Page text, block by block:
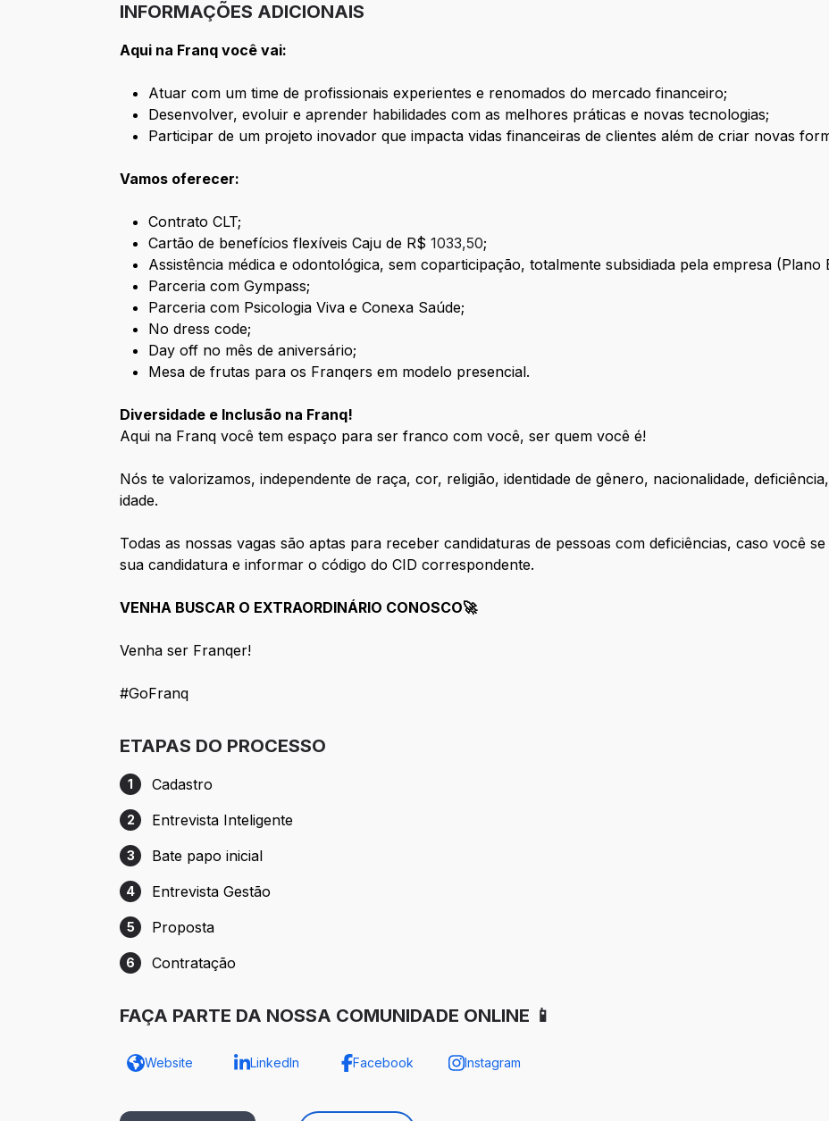
INFORMAÇÕES ADICIONAIS
Aqui na Franq você vai:
Atuar com um time de profissionais experientes e renomados do mercado financeiro;
Desenvolver, evoluir e aprender habilidades com as melhores práticas e novas tecnologias;
Participar de um projeto inovador que impacta vidas financeiras de clientes além de criar novas
Vamos oferecer:
Contrato CLT;
Cartão de benefícios flexíveis Caju de R$1033,50;
Assistência médica e odontológica, sem coparticipação, totalmente subsidiada pela empresa (Plano
Parceria com Gympass;
Parceria com Psicologia Viva e Conexa Saúde;
No dress code;
Day off no mês de aniversário;
Mesa de frutas para os Franqers em modelo presencial.
Diversidade e Inclusão na Franq!
Aqui na Franq você tem espaço para ser franco com você, ser quem você é!
Nós te valorizamos, independente de raça, cor, religião, identidade de gênero, nacionalidade,
idade.
Todas as nossas vagas são aptas para receber candidaturas de pessoas com deficiências, caso você
sua candidatura e informar o código do CID correspondente.
VENHA BUSCAR O EXTRAORDINÁRIO CONOSCO🚀
Venha ser Franqer!
#GoFranq
ETAPAS DO PROCESSO
Etapa 1: Cadastro
1 Cadastro
Etapa 2: Entrevista Inteligente
2 Entrevista Inteligente
Etapa 3: Bate papo inicial
3 Bate papo inicial
Etapa 4: Entrevista Gestão
4 Entrevista Gestão
Etapa 5: Proposta
5 Proposta
Etapa 6: Contratação
6 Contratação
FAÇA PARTE DA NOSSA COMUNIDADE ONLINE 📱
Website LinkedIn Facebook Instagram